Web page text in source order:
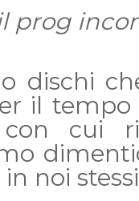
prog
dischi
il
cui
noi